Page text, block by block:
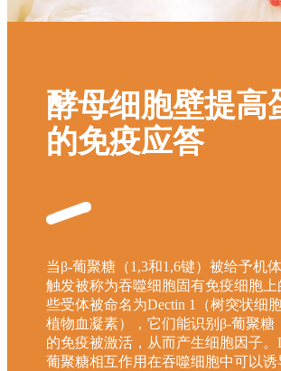
酵母细胞壁提高
的免疫应答
当β-葡聚糖（1,3和1,6键）被给予机
触发被称为吞噬细胞固有免疫细胞
些受体被命名为Dectin 1（树突状细
植物血凝素），它们能识别β-葡聚糖
的免疫被激活，从而产生细胞因子。
葡聚糖相互作用在吞噬细胞中可以诱